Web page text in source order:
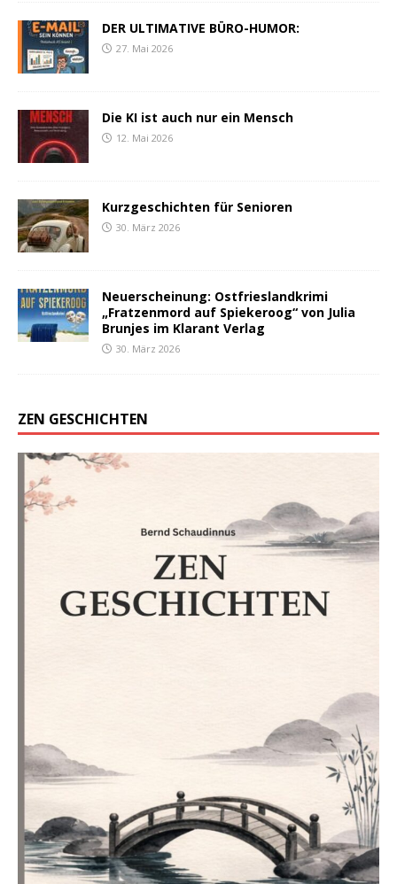
DER ULTIMATIVE BÜRO-HUMOR:
27. Mai 2026
Die KI ist auch nur ein Mensch
12. Mai 2026
Kurzgeschichten für Senioren
30. März 2026
Neuerscheinung: Ostfrieslandkrimi
„Fratzenmord auf Spiekeroog“ von Julia
Brunjes im Klarant Verlag
30. März 2026
ZEN GESCHICHTEN